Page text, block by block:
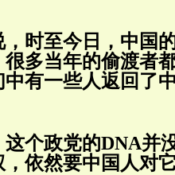
时至今日，中国
多当年的偷渡者
有一些人返回了
这个政党的DNA
依然要中国人对